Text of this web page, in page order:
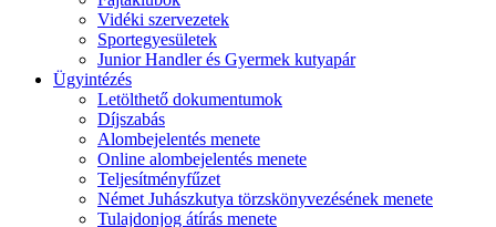
Vidéki szervezetek
Sportegyesületek
Junior Handler és Gyermek kutyapár
Ügyintézés
Letölthető dokumentumok
Díjszabás
Alombejelentés menete
Online alombejelentés menete
Teljesítményfűzet
Német Juhászkutya törzskönyvezésének menete
Tulajdonjog átírás menete